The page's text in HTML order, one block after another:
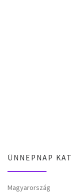
ÜNNEPNAP
Magyarország